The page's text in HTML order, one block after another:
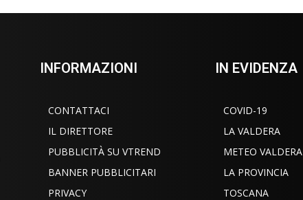
INFORMAZIONI
CONTATTACI
IL DIRETTORE
PUBBLICITÀ SU VTREND
BANNER PUBBLICITARI
PRIVACY
IN EVIDENZA
COVID-19
LA VALDERA
METEO VALDERA
LA PROVINCIA
TOSCANA